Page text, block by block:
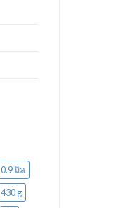
0.9 มิล
430 g